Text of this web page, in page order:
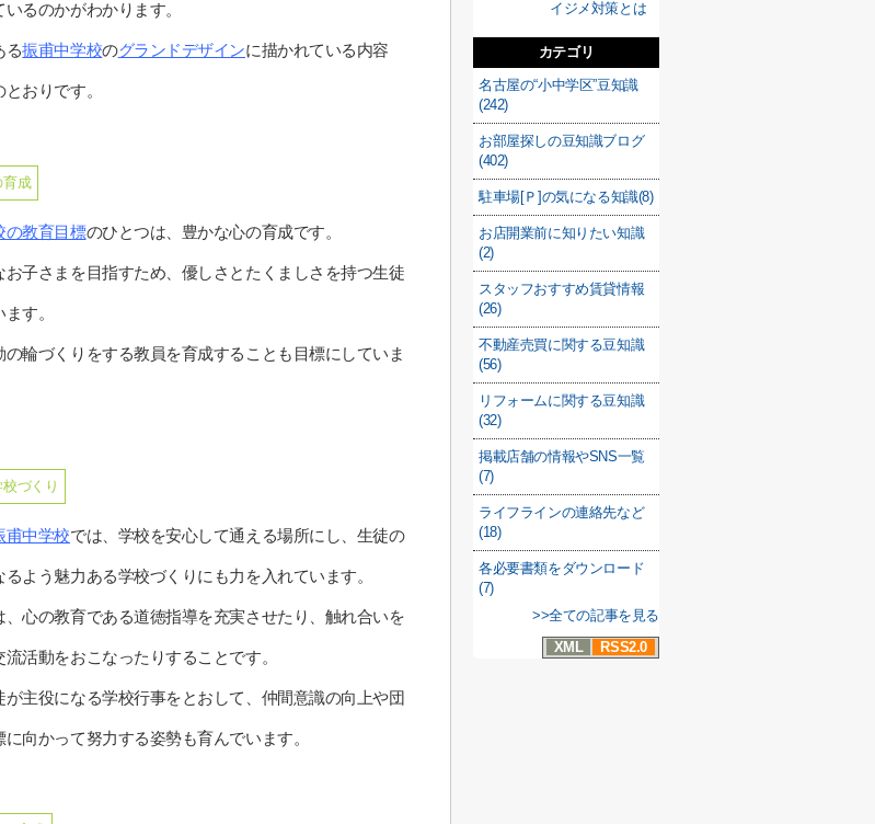
るのかがわかります。
る振甫中学校のグランドデザインに描かれている内容
おりです。
育成
の教育目標のひとつは、豊かな心の育成です。
お子さまを目指すため、優しさとたくましさを持つ生徒
す。
の輪づくりをする教員を育成することも目標にしていま
づくり
甫中学校では、学校を安心して通える場所にし、生徒の
るよう魅力ある学校づくりにも力を入れています。
、心の教育である道徳指導を充実させたり、触れ合いを
活動をおこなったりすることです。
が主役になる学校行事をとおして、仲間意識の向上や団
向かって努力する姿勢も育んでいます。
イジメ対策とは
カテゴリ
名古屋の“小中学区”豆知識
(242)
お部屋探しの豆知識ブログ
(402)
駐車場[Ｐ]の気になる知識(8)
お店開業前に知りたい知識
(2)
スタッフおすすめ賃貸情報
(26)
不動産売買に関する豆知識
(56)
リフォームに関する豆知識
(32)
掲載店舗の情報やSNS一覧
(7)
ライフラインの連絡先など
(18)
各必要書類をダウンロード
(7)
>>全ての記事を見る
XML
RSS2.0